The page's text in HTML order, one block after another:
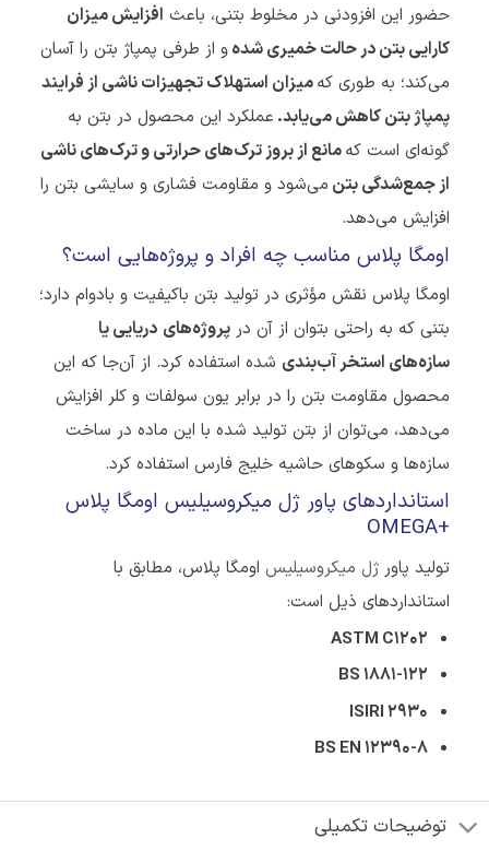
حضور این افزودنی در مخلوط بتنی، باعث افزایش میزان
کارایی بتن در حالت خمیری شدهو از طرفی پمپاژ بتن را آسان
می‌کند؛ به طوری کهمیزان استهلاک تجهیزات ناشی از فرایند
پمپاژ بتن کاهش می‌یابد. عملکرد این محصول در بتن به
گونه‌ای است کهمانع از بروز ترک‌های حرارتی و ترک‌های ناشی
از جمع‌شدگی بتن می‌شود و مقاومت فشاری و سایشی بتن را
افزایش می‌دهد.
اومگا پلاس مناسب چه افراد و پروژه‌هایی است؟
اومگا پلاس نقش مؤثری در تولید بتن باکیفیت و بادوام دارد؛
بتنی که به راحتی بتوان از آن در پروژه‌های دریایی یا
سازه‌های استخر آب‌بندی شده استفاده کرد. از آن‌جا که این
محصول مقاومت بتن را در برابر یون سولفات و کلر افزایش
می‌دهد، می‌توان از بتن تولید شده با این ماده در ساخت
سازه‌ها و سکوهای حاشیه خلیج فارس استفاده کرد.
استانداردهای پاور ژل میکروسیلیس اومگا پلاس
OMEGA+
تولید پاور ژل میکروسیلیس اومگا پلاس، مطابق با
استانداردهای ذیل است:
ASTM C1202
BS 1881-122
ISIRI 2930
BS EN 12390-8
توضیحات تکمیلی